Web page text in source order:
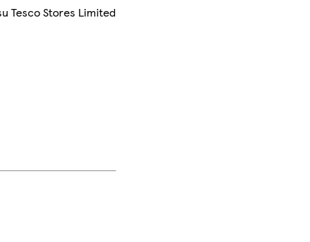
Tesco Stores Limited